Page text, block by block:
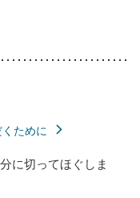
ために
に切ってほぐしま